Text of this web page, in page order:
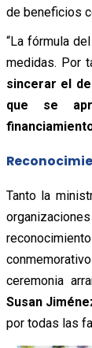
de beneficios
“La fórmula
medidas. Por
sincerar el
que se
Tanto la
ceremonia
Susan
por todas las